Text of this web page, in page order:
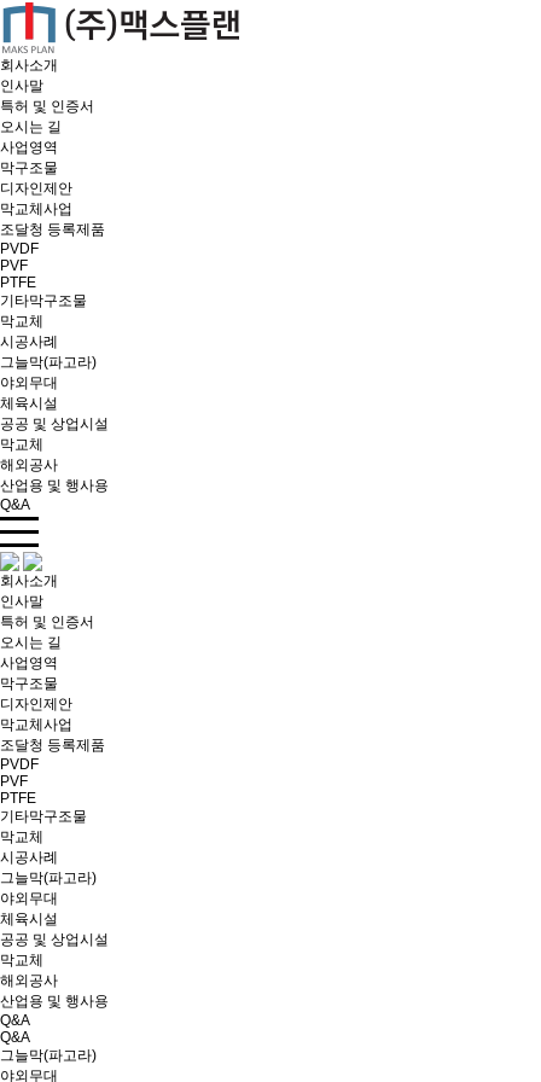
회사소개
인사말
특허 및 인증서
오시는 길
사업영역
막구조물
디자인제안
막교체사업
조달청 등록제품
PVDF
PVF
PTFE
기타막구조물
막교체
시공사례
그늘막(파고라)
야외무대
체육시설
공공 및 상업시설
막교체
해외공사
산업용 및 행사용
Q&A
회사소개
인사말
특허 및 인증서
오시는 길
사업영역
막구조물
디자인제안
막교체사업
조달청 등록제품
PVDF
PVF
PTFE
기타막구조물
막교체
시공사례
그늘막(파고라)
야외무대
체육시설
공공 및 상업시설
막교체
해외공사
산업용 및 행사용
Q&A
Q&A
그늘막(파고라)
야외무대